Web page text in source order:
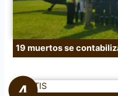
19 muertos se